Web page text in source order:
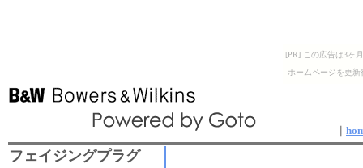
[PR] この広告は3ヶ
ホームページを更
フェイジングプラグ